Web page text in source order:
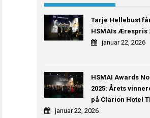
Tarje Hellebust
HSMAIs Ærespris
januar 22, 2026
HSMAI Awards
2025: Årets
på Clarion Hotel
januar 22, 2026